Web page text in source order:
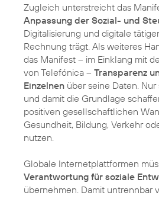
Zugleich unterstreicht das
Anpassung der Sozial- und
Digitalisierung und digitale
Rechnung trägt. Als weiteres
das Manifest – im Einklang mit
von Telefónica – Transparenz
Einzelnen über seine Daten.
und damit die Grundlage
positiven gesellschaftlichen
Gesundheit, Bildung, Verkehr
nutzen.
Globale Internetplattformen
Verantwortung für soziale
übernehmen. Damit untrennbar